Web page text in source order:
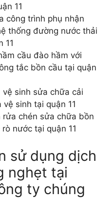
11
công trình phụ nhận
thống đường nước thải
11
cầu đào hầm với
tắc bồn cầu tại quận
sinh sửa chữa cải
sinh tại quận 11
chén sửa chữa bồn
nước tại quận 11
sử dụng dịch
nghẹt tại
ty chúng